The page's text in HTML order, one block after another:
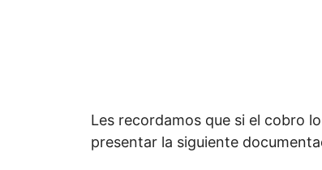
Les recordamos que si el cobro
presentar la siguiente